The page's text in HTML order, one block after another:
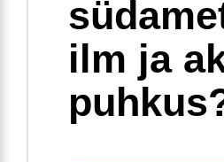
ilm ja